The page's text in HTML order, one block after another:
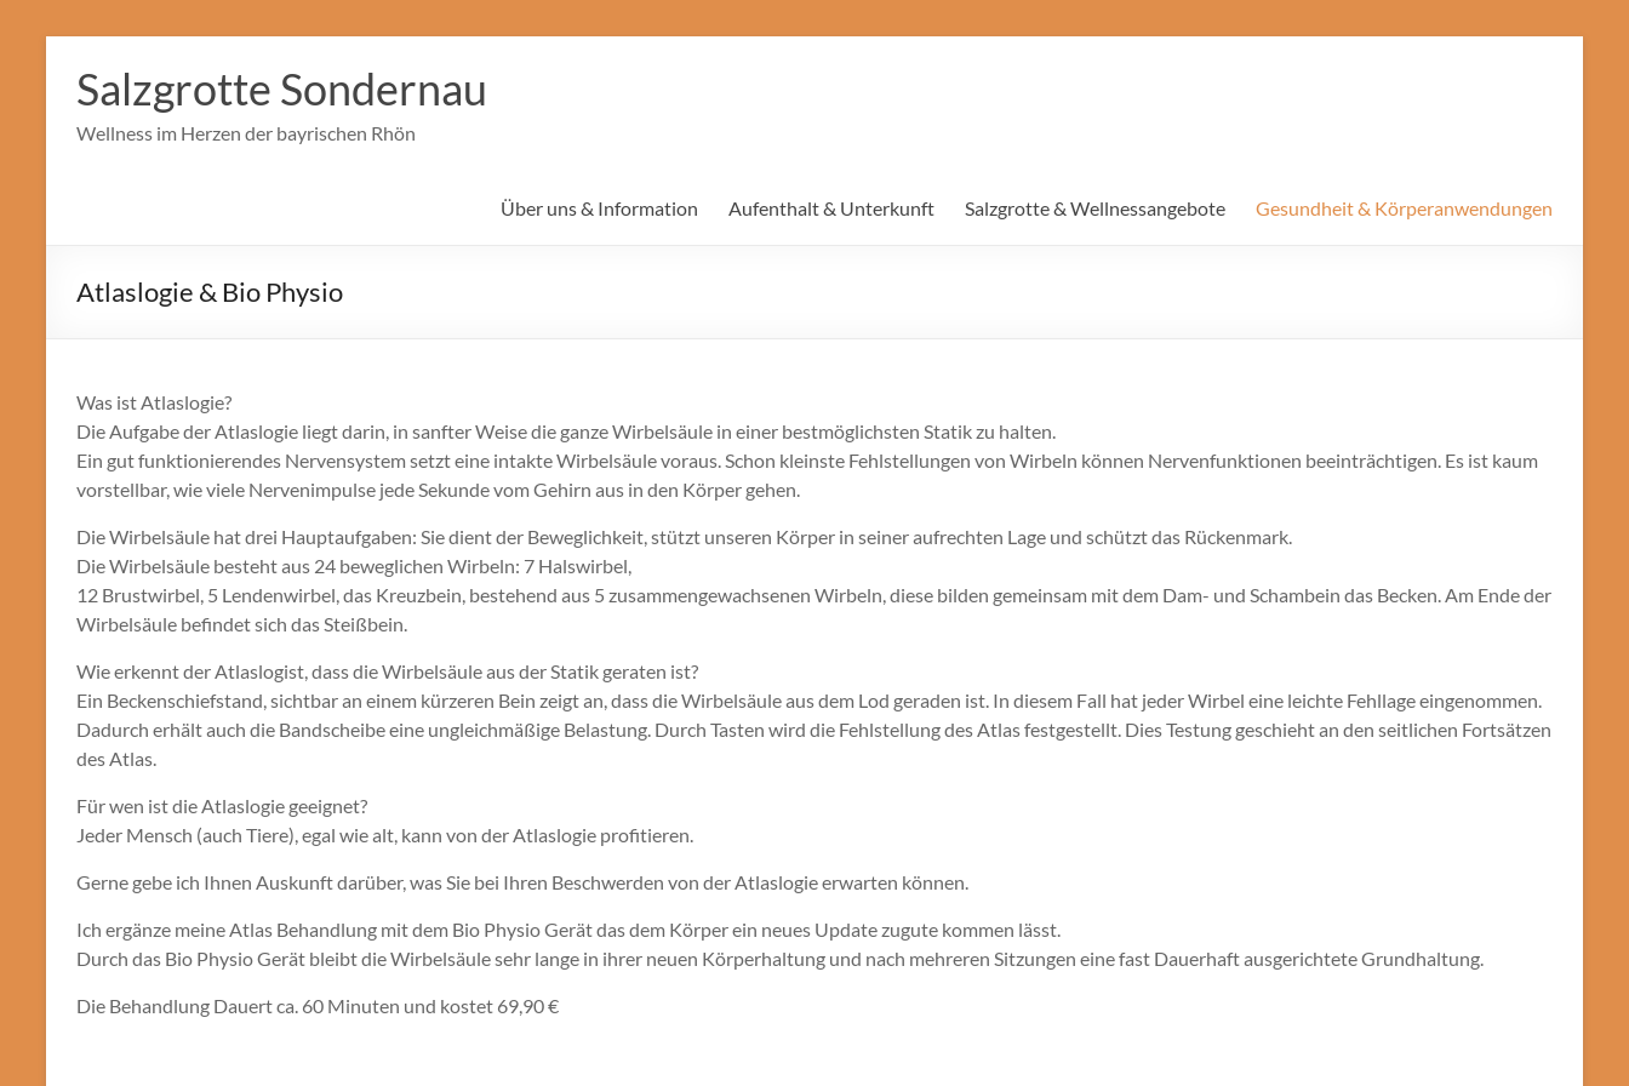
Inhalt
springen
Salzgrotte Sondernau
Wellness im Herzen der bayrischen Rhön
Über uns & Information Aufenthalt & Unterkunft Salzgrotte & Wellnessangebote Gesundheit & Körperanwendungen
Atlaslogie & Bio Physio
Was ist Atlaslogie?
Die Aufgabe der Atlaslogie liegt darin, in sanfter Weise die ganze Wirbelsäule in einer bestmöglichsten Statik zu halten.
Ein gut funktionierendes Nervensystem setzt eine intakte Wirbelsäule voraus. Schon kleinste Fehlstellungen von Wirbeln können Nervenfunktionen beeinträchtigen. Es ist kaum
vorstellbar, wie viele Nervenimpulse jede Sekunde vom Gehirn aus in den Körper gehen.
Die Wirbelsäule hat drei Hauptaufgaben: Sie dient der Beweglichkeit, stützt unseren Körper in seiner aufrechten Lage und schützt das Rückenmark.
Die Wirbelsäule besteht aus 24 beweglichen Wirbeln: 7 Halswirbel,
12 Brustwirbel, 5 Lendenwirbel, das Kreuzbein, bestehend aus 5 zusammengewachsenen Wirbeln, diese bilden gemeinsam mit dem Dam- und Schambein das Becken. Am Ende der
Wirbelsäule befindet sich das Steißbein.
Wie erkennt der Atlaslogist, dass die Wirbelsäule aus der Statik geraten ist?
Ein Beckenschiefstand, sichtbar an einem kürzeren Bein zeigt an, dass die Wirbelsäule aus dem Lod geraden ist. In diesem Fall hat jeder Wirbel eine leichte Fehllage eingenommen.
Dadurch erhält auch die Bandscheibe eine ungleichmäßige Belastung. Durch Tasten wird die Fehlstellung des Atlas festgestellt. Dies Testung geschieht an den seitlichen Fortsätzen
des Atlas.
Für wen ist die Atlaslogie geeignet?
Jeder Mensch (auch Tiere), egal wie alt, kann von der Atlaslogie profitieren.
Gerne gebe ich Ihnen Auskunft darüber, was Sie bei Ihren Beschwerden von der Atlaslogie erwarten können.
Ich ergänze meine Atlas Behandlung mit dem Bio Physio Gerät das dem Körper ein neues Update zugute kommen lässt.
Durch das Bio Physio Gerät bleibt die Wirbelsäule sehr lange in ihrer neuen Körperhaltung und nach mehreren Sitzungen eine fast Dauerhaft ausgerichtete Grundhaltung.
Die Behandlung Dauert ca. 60 Minuten und kostet 69,90 €